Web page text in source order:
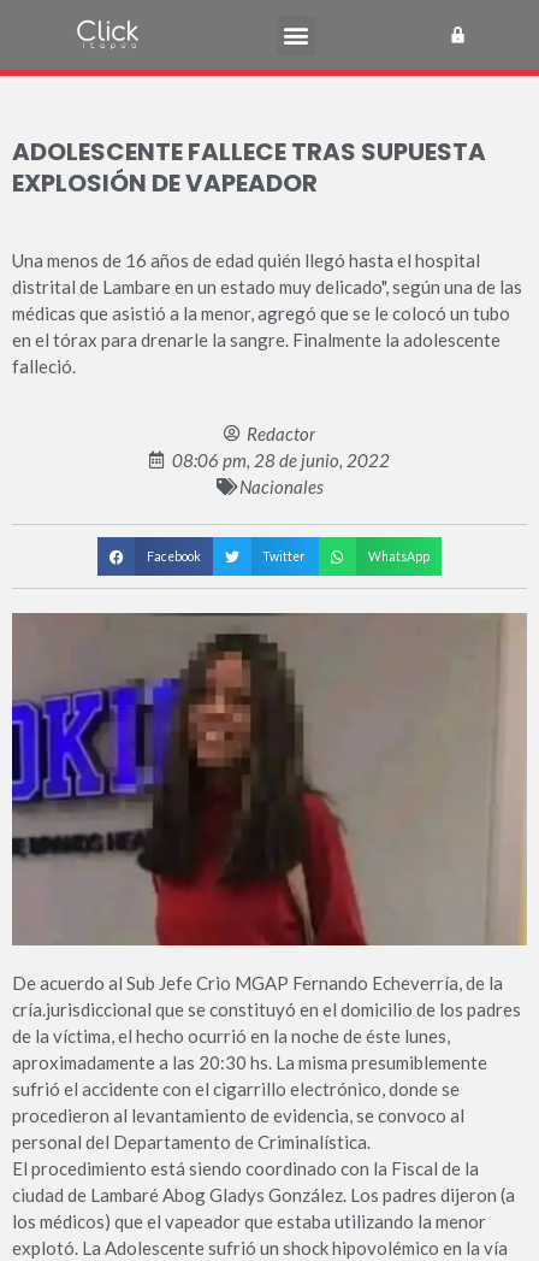
ADOLESCENTE FALLECE TRAS SUPUESTA
EXPLOSIÓN DE VAPEADOR
Una menos de 16 años de edad quién llegó hasta el hospital
distrital de Lambare en un estado muy delicado", según una de las
médicas que asistió a la menor, agregó que se le colocó un tubo
en el tórax para drenarle la sangre. Finalmente la adolescente
falleció.
Redactor
08:06 pm, 28 de junio, 2022
Nacionales
Facebook Twitter WhatsApp
De acuerdo al Sub Jefe Crio MGAP Fernando Echeverría, de la
cría.jurisdiccional que se constituyó en el domicilio de los padres
de la víctima, el hecho ocurrió en la noche de éste lunes,
aproximadamente a las 20:30 hs. La misma presumiblemente
sufrió el accidente con el cigarrillo electrónico, donde se
procedieron al levantamiento de evidencia, se convoco al
personal del Departamento de Criminalística.
El procedimiento está siendo coordinado con la Fiscal de la
ciudad de Lambaré Abog Gladys González. Los padres dijeron (a
los médicos) que el vapeador que estaba utilizando la menor
explotó. La Adolescente sufrió un shock hipovolémico en la vía